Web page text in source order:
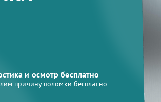
и осмотр бесплатно
причину поломки бесплатно